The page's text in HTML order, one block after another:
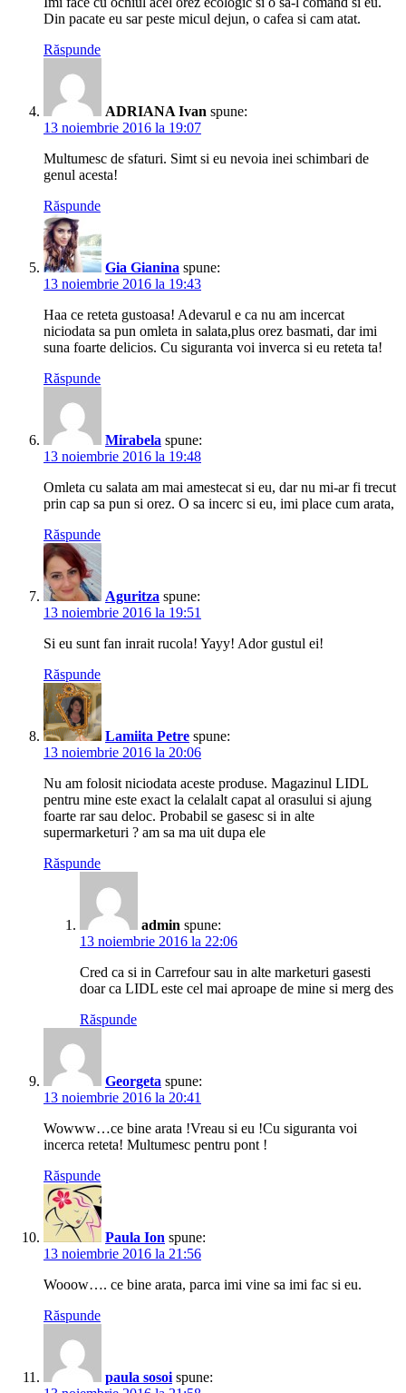
Din pacate eu sar peste micul dejun, o cafea si cam atat.
Răspunde
ADRIANA Ivan spune:
13 noiembrie 2016 la 19:07
Multumesc de sfaturi. Simt si eu nevoia inei schimbari de
genul acesta!
Răspunde
Gia Gianina spune:
13 noiembrie 2016 la 19:43
Haa ce reteta gustoasa! Adevarul e ca nu am incercat
niciodata sa pun omleta in salata,plus orez basmati, dar imi
suna foarte delicios. Cu siguranta voi inverca si eu reteta ta!
Răspunde
Mirabela spune:
13 noiembrie 2016 la 19:48
Omleta cu salata am mai amestecat si eu, dar nu mi-ar fi trecut
prin cap sa pun si orez. O sa incerc si eu, imi place cum arata,
Răspunde
Aguritza spune:
13 noiembrie 2016 la 19:51
Si eu sunt fan inrait rucola! Yayy! Ador gustul ei!
Răspunde
Lamiita Petre spune:
13 noiembrie 2016 la 20:06
Nu am folosit niciodata aceste produse. Magazinul LIDL
pentru mine este exact la celalalt capat al orasului si ajung
foarte rar sau deloc. Probabil se gasesc si in alte
supermarketuri ? am sa ma uit dupa ele
Răspunde
admin spune:
13 noiembrie 2016 la 22:06
Cred ca si in Carrefour sau in alte marketuri gasesti
doar ca LIDL este cel mai aproape de mine si merg des
Răspunde
Georgeta spune:
13 noiembrie 2016 la 20:41
Wowww…ce bine arata !Vreau si eu !Cu siguranta voi
incerca reteta! Multumesc pentru pont !
Răspunde
Paula Ion spune:
13 noiembrie 2016 la 21:56
Wooow…. ce bine arata, parca imi vine sa imi fac si eu.
Răspunde
paula sosoi spune: